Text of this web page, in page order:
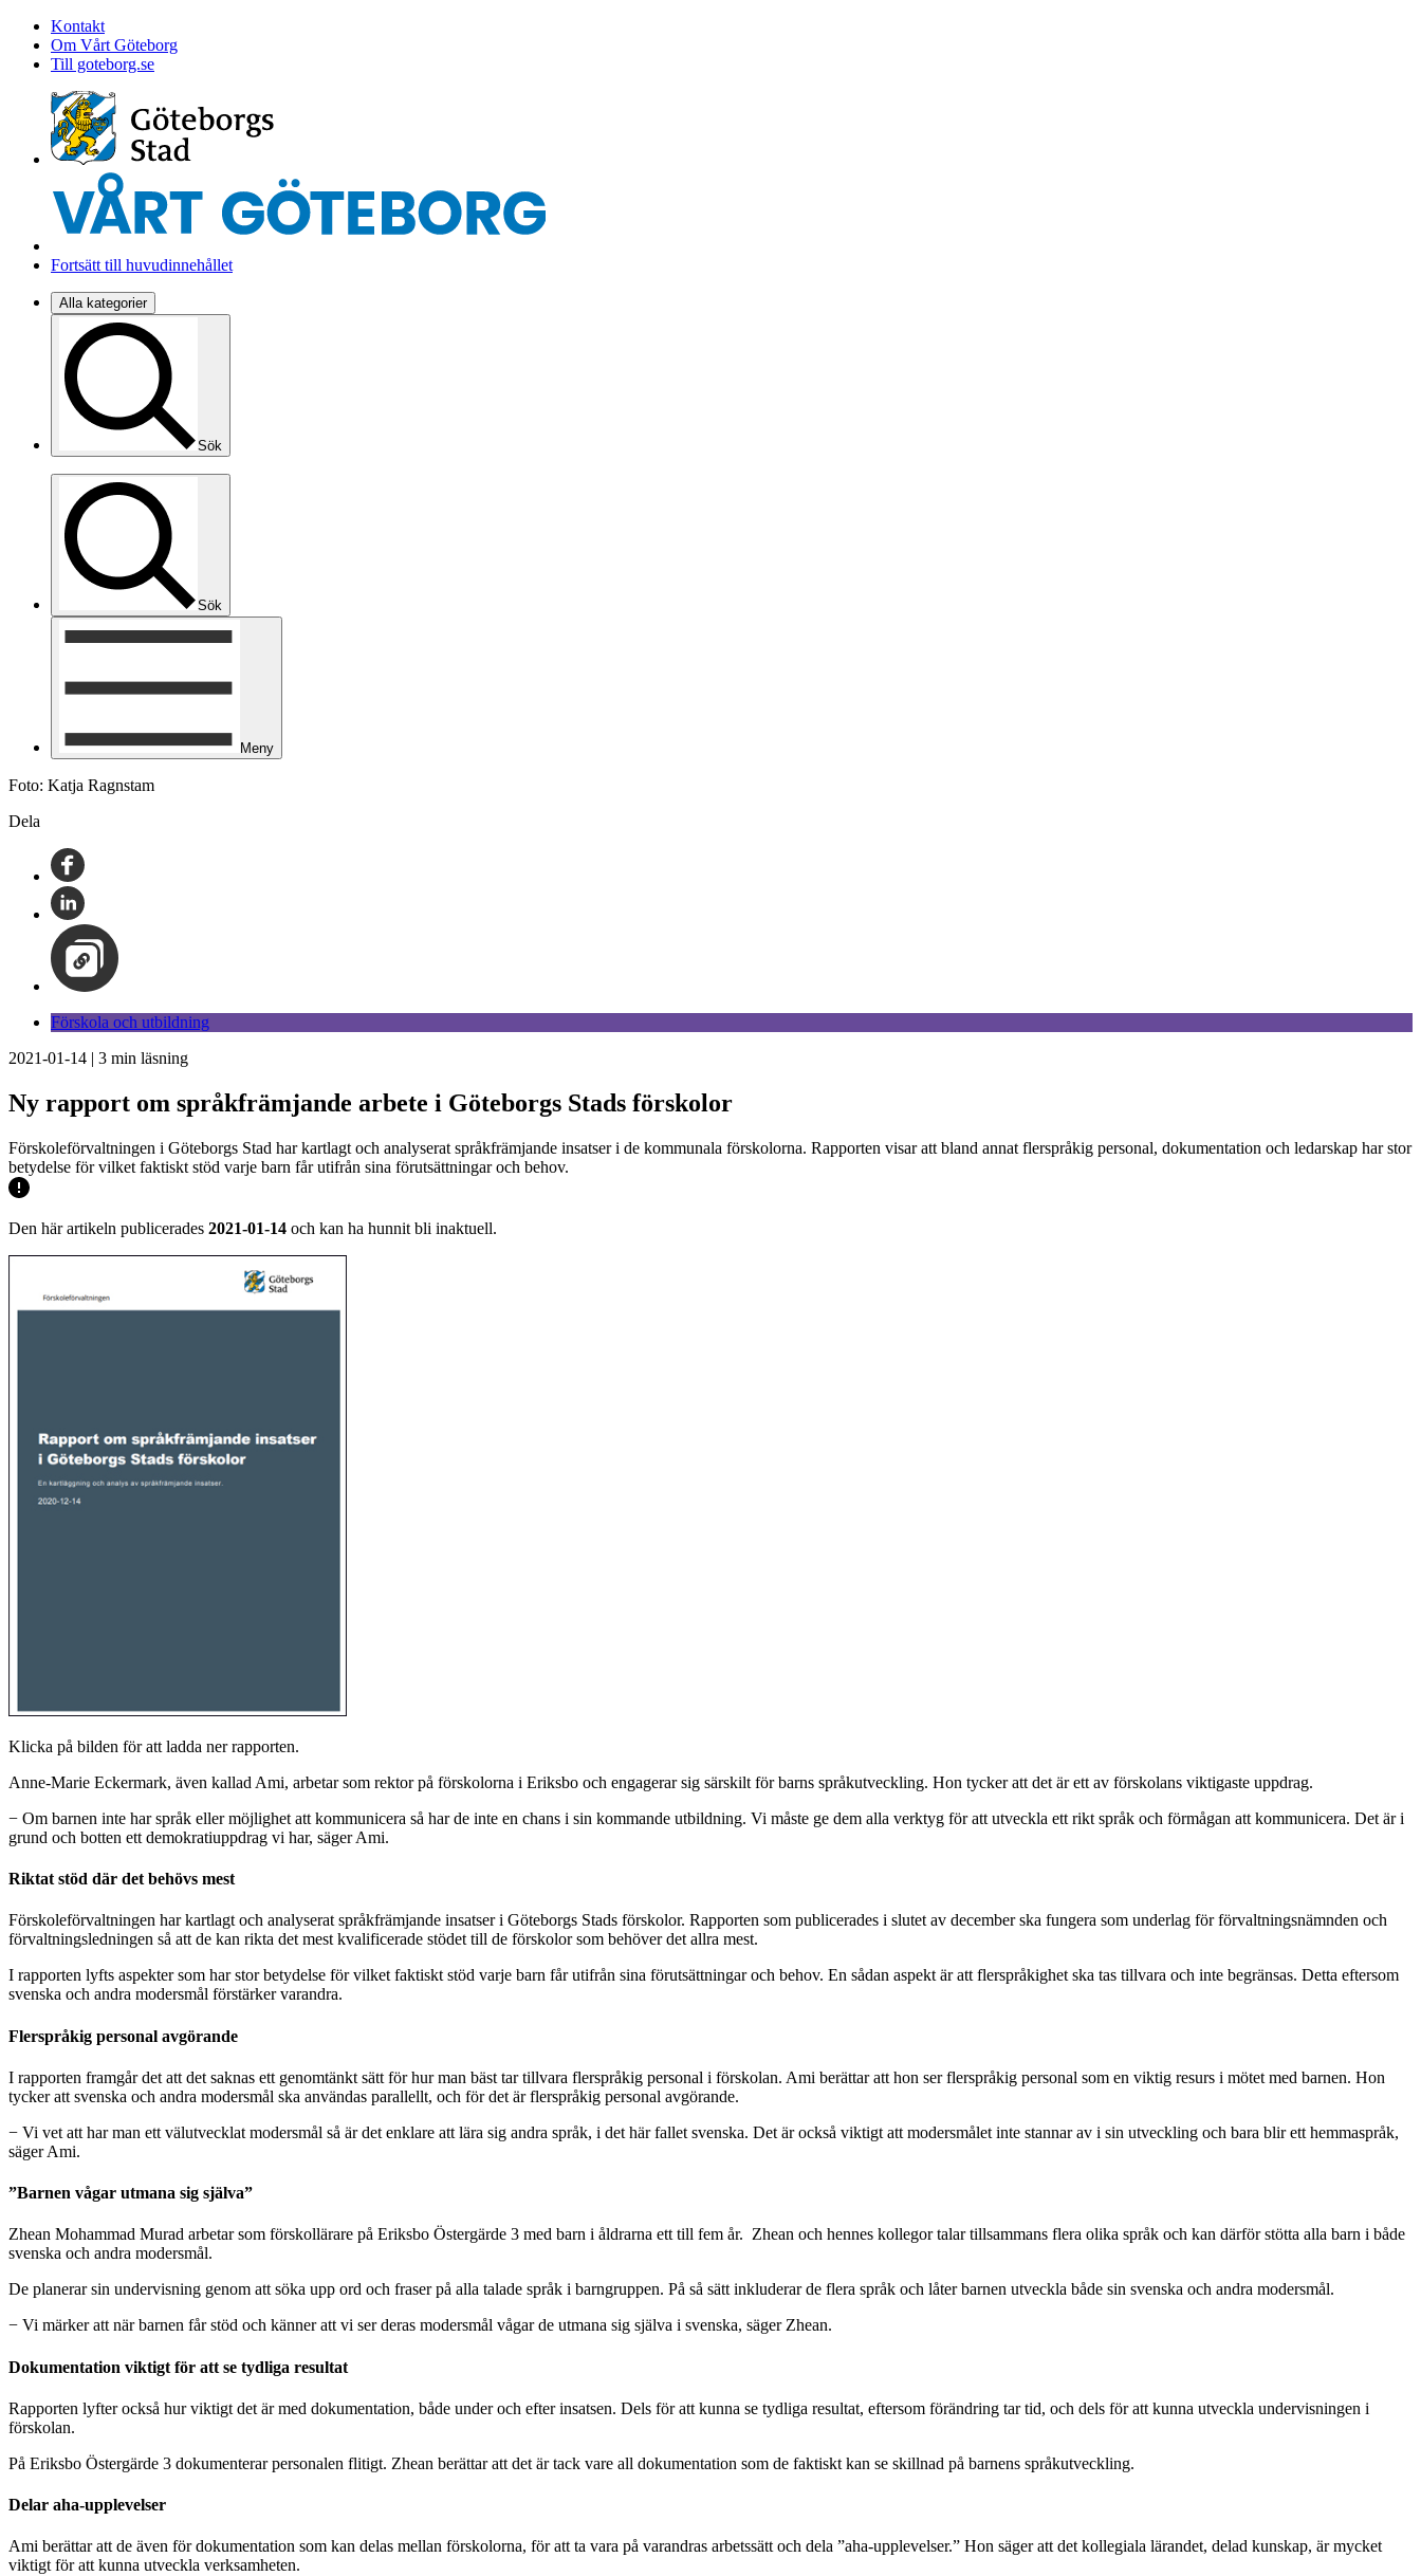
Kontakt
Om Vårt Göteborg
Till goteborg.se
Fortsätt till huvudinnehållet
Alla kategorier
Sök
Sök
Meny
Foto: Katja Ragnstam
Dela
Förskola och utbildning
2021-01-14 | 3 min läsning
Ny rapport om språkfrämjande arbete i Göteborgs Stads förskolor
Förskoleförvaltningen i Göteborgs Stad har kartlagt och analyserat språkfrämjande insatser i de kommunala förskolorna. Rapporten visar att bland annat flerspråkig personal, dokumentation och ledarskap har stor
betydelse för vilket faktiskt stöd varje barn får utifrån sina förutsättningar och behov.
Den här artikeln publicerades 2021-01-14 och kan ha hunnit bli inaktuell.
Klicka på bilden för att ladda ner rapporten.
Anne-Marie Eckermark, även kallad Ami, arbetar som rektor på förskolorna i Eriksbo och engagerar sig särskilt för barns språkutveckling. Hon tycker att det är ett av förskolans viktigaste uppdrag.
− Om barnen inte har språk eller möjlighet att kommunicera så har de inte en chans i sin kommande utbildning. Vi måste ge dem alla verktyg för att utveckla ett rikt språk och förmågan att kommunicera. Det är i
grund och botten ett demokratiuppdrag vi har, säger Ami.
Riktat stöd där det behövs mest
Förskoleförvaltningen har kartlagt och analyserat språkfrämjande insatser i Göteborgs Stads förskolor. Rapporten som publicerades i slutet av december ska fungera som underlag för förvaltningsnämnden och
förvaltningsledningen så att de kan rikta det mest kvalificerade stödet till de förskolor som behöver det allra mest.
I rapporten lyfts aspekter som har stor betydelse för vilket faktiskt stöd varje barn får utifrån sina förutsättningar och behov. En sådan aspekt är att flerspråkighet ska tas tillvara och inte begränsas. Detta eftersom
svenska och andra modersmål förstärker varandra.
Flerspråkig personal avgörande
I rapporten framgår det att det saknas ett genomtänkt sätt för hur man bäst tar tillvara flerspråkig personal i förskolan. Ami berättar att hon ser flerspråkig personal som en viktig resurs i mötet med barnen. Hon
tycker att svenska och andra modersmål ska användas parallellt, och för det är flerspråkig personal avgörande.
− Vi vet att har man ett välutvecklat modersmål så är det enklare att lära sig andra språk, i det här fallet svenska. Det är också viktigt att modersmålet inte stannar av i sin utveckling och bara blir ett hemmaspråk,
säger Ami.
”Barnen vågar utmana sig själva”
Zhean Mohammad Murad arbetar som förskollärare på Eriksbo Östergärde 3 med barn i åldrarna ett till fem år. Zhean och hennes kollegor talar tillsammans flera olika språk och kan därför stötta alla barn i både
svenska och andra modersmål.
De planerar sin undervisning genom att söka upp ord och fraser på alla talade språk i barngruppen. På så sätt inkluderar de flera språk och låter barnen utveckla både sin svenska och andra modersmål.
− Vi märker att när barnen får stöd och känner att vi ser deras modersmål vågar de utmana sig själva i svenska, säger Zhean.
Dokumentation viktigt för att se tydliga resultat
Rapporten lyfter också hur viktigt det är med dokumentation, både under och efter insatsen. Dels för att kunna se tydliga resultat, eftersom förändring tar tid, och dels för att kunna utveckla undervisningen i
förskolan.
På Eriksbo Östergärde 3 dokumenterar personalen flitigt. Zhean berättar att det är tack vare all dokumentation som de faktiskt kan se skillnad på barnens språkutveckling.
Delar aha-upplevelser
Ami berättar att de även för dokumentation som kan delas mellan förskolorna, för att ta vara på varandras arbetssätt och dela ”aha-upplevelser.” Hon säger att det kollegiala lärandet, delad kunskap, är mycket
viktigt för att kunna utveckla verksamheten.